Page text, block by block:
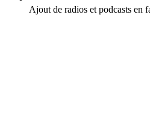
Ajout de radios et podcasts en